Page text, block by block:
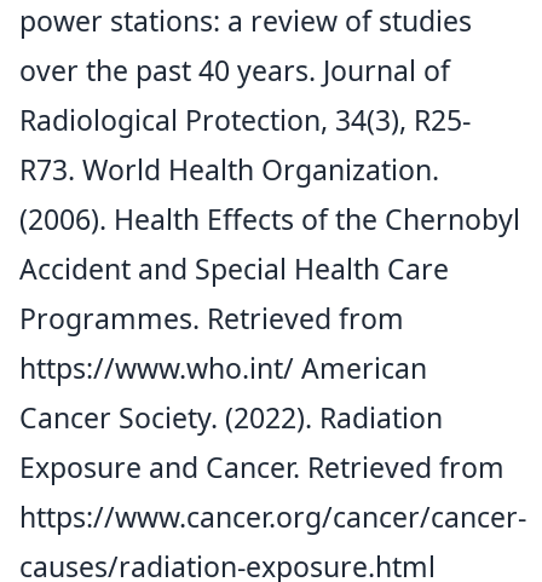
power stations: a review of studies
over the past 40 years. Journal of
Radiological Protection, 34(3), R25-
R73. World Health Organization.
(2006). Health Effects of the Chernobyl
Accident and Special Health Care
Programmes. Retrieved from
https://www.who.int/American
Cancer Society. (2022). Radiation
Exposure and Cancer. Retrieved from
https://www.cancer.org/cancer/cancer-
causes/radiation-exposure.html